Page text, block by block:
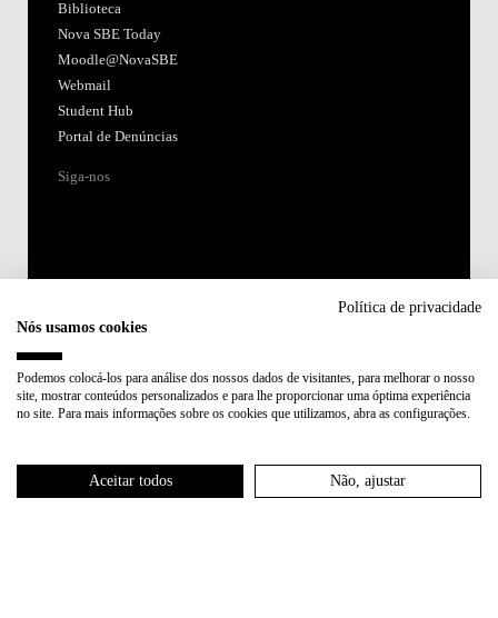
Biblioteca
Nova SBE Today
Moodle@NovaSBE
Webmail
Student Hub
Portal de Denúncias
Siga-nos
Membro de:
Política de privacidade
Nós usamos cookies
Podemos colocá-los para análise dos nossos dados de visitantes, para melhorar o nosso
site, mostrar conteúdos personalizados e para lhe proporcionar uma óptima experiência
no site. Para mais informações sobre os cookies que utilizamos, abra as configurações.
Aceitar todos Não, ajustar